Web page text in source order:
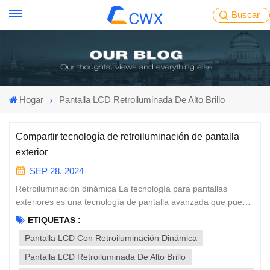
Buscar
Hogar Pantalla LCD Retroiluminada De Alto Brillo
Compartir tecnología de retroiluminación de pantalla
exterior
SEP 28, 2024
Retroiluminación dinámica La tecnología para pantallas
exteriores es una tecnología de pantalla avanzada que puede
ajustar automáticamente el brillo de la pantalla de acuerdo
con los cambios en la luz ambiental para proporcionar el
mejor efecto visual y ahorro de energía. El retroiluminación de
alto brillo La tecnología supera el problema del brillo
ETIQUETAS :
Pantalla LCD Con Retroiluminación Dinámica
Pantalla LCD Retroiluminada De Alto Brillo